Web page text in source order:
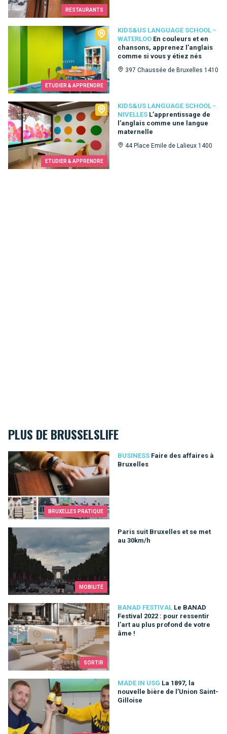
RESTAURANTS
ETUDIER & APPRENDRE
KIDS&US LANGUAGE SCHOOL -
WATERLOO En couleurs et en
chansons, apprenez l’anglais
comme si vous y étiez nés
397 Chaussée de Bruxelles 1410
Kids&Us language school - Waterloo
ETUDIER & APPRENDRE
KIDS&US LANGUAGE SCHOOL -
NIVELLES L’apprentissage de
l’anglais comme une langue
maternelle
44 Place Emile de Lalieux 1400
Kids&Us language school - Nivelles
PLUS DE BRUSSELSLIFE
BRUXELLES PRATIQUE
BUSINESS Faire des affaires à
Bruxelles
Faire des affaires à Bruxelles
MOBILITÉ
Paris suit Bruxelles et se met
au 30km/h
Paris suit Bruxelles et se met au 30km/h
SORTIR
BANAD FESTIVAL Le BANAD
Festival 2022 : pour ressentir
l’art au plus profond de votre
âme !
Le BANAD Festival 2022 : pour ressentir l’art au plus profond
MADE IN USG La 1897, la
nouvelle bière de l’Union Saint-
Gilloise
La 1897, la nouvelle bière de l’Union Saint-Gilloise